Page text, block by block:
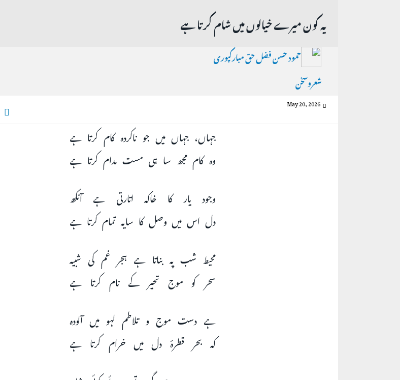
یہ کون میرے خیالوں میں شام کرتا ہے
حمود حسن فضل حق مبارکپوری
شعروسخن
May 20, 2026
جہاں، جہاں میں جو ناکردہ کام کرتا ہے
وہ کام مجھ سا ہی مست مدام کرتا ہے
وجود یار کا خاکہ اتارتی ہے آنکھ
دل اس میں وصل کا سایہ تمام کرتا ہے
محیط شب پہ بناتا ہے ہجر غم کی شبیہ
سحر کو موج تحیر کے نام کرتا ہے
ہے دست موج و تلاطم لہو میں آلودہ
کہ بحر قطرۂ دل میں خرام کرتا ہے